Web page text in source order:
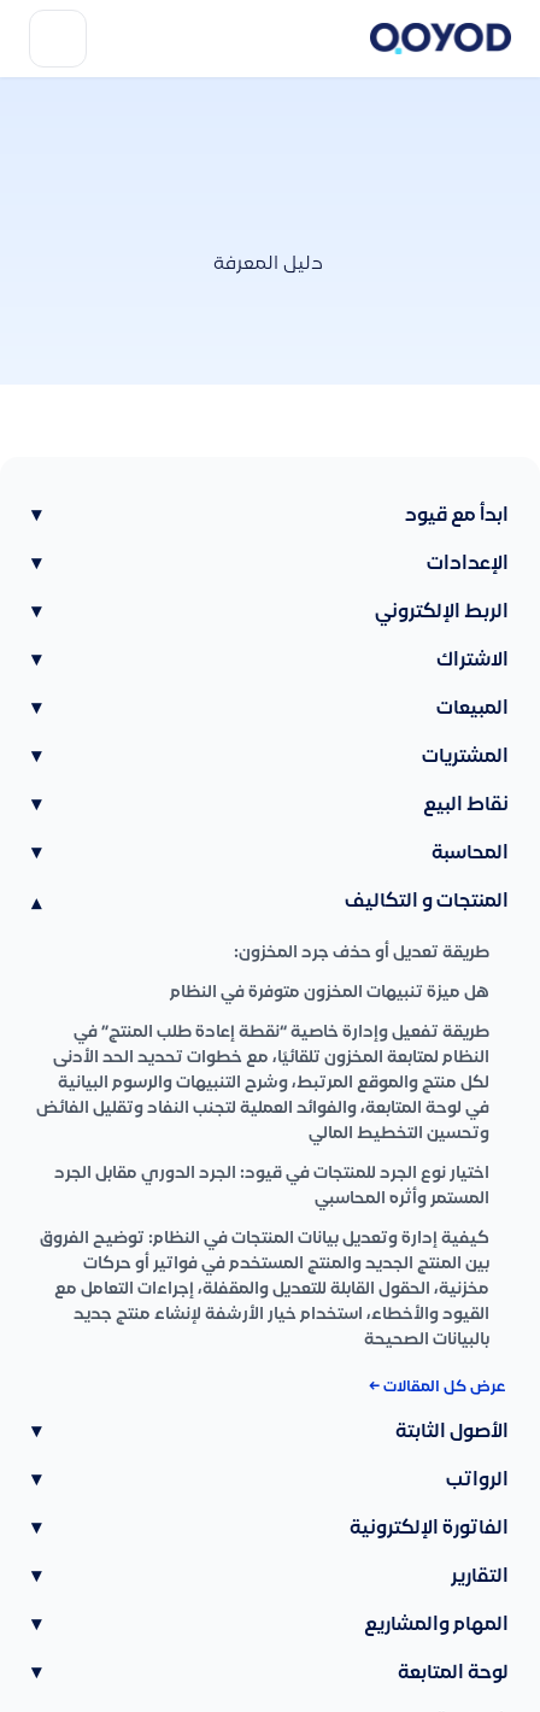
دليل المعرفة
ابدأ مع قيود ▾
الإعدادات ▾
الربط الإلكتروني ▾
الاشتراك ▾
المبيعات ▾
المشتريات ▾
نقاط البيع ▾
المحاسبة ▾
المنتجات و التكاليف ▾
طريقة تعديل أو حذف جرد المخزون:
هل ميزة تنبيهات المخزون متوفرة في النظام
طريقة تفعيل وإدارة خاصية “نقطة إعادة طلب المنتج” في
النظام لمتابعة المخزون تلقائيًا، مع خطوات تحديد الحد الأدنى
لكل منتج والموقع المرتبط، وشرح التنبيهات والرسوم البيانية
في لوحة المتابعة، والفوائد العملية لتجنب النفاد وتقليل الفائض
وتحسين التخطيط المالي
اختيار نوع الجرد للمنتجات في قيود: الجرد الدوري مقابل الجرد
المستمر وأثره المحاسبي
كيفية إدارة وتعديل بيانات المنتجات في النظام: توضيح الفروق
بين المنتج الجديد والمنتج المستخدم في فواتير أو حركات
مخزنية، الحقول القابلة للتعديل والمقفلة، إجراءات التعامل مع
القيود والأخطاء، استخدام خيار الأرشفة لإنشاء منتج جديد
بالبيانات الصحيحة
عرض كل المقالات ←
الأصول الثابتة ▾
الرواتب ▾
الفاتورة الإلكترونية ▾
التقارير ▾
المهام والمشاريع ▾
لوحة المتابعة ▾